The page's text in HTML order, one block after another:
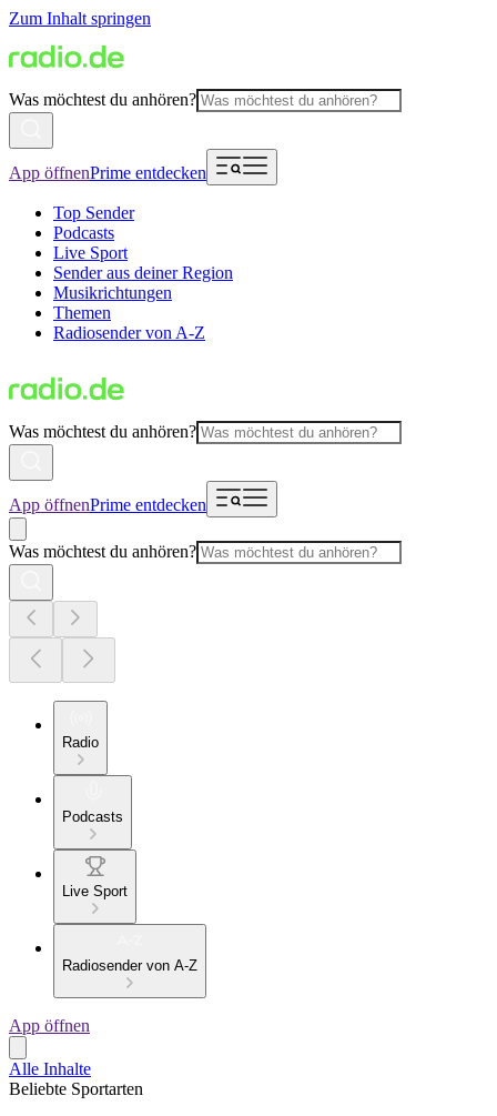
Zum Inhalt springen
Was möchtest du anhören?
App öffnenPrime entdecken
Top Sender
Podcasts
Live Sport
Sender aus deiner Region
Musikrichtungen
Themen
Radiosender von A-Z
Was möchtest du anhören?
App öffnenPrime entdecken
Was möchtest du anhören?
Radio
Podcasts
Live Sport
Radiosender von A-Z
App öffnen
Alle Inhalte
Beliebte Sportarten